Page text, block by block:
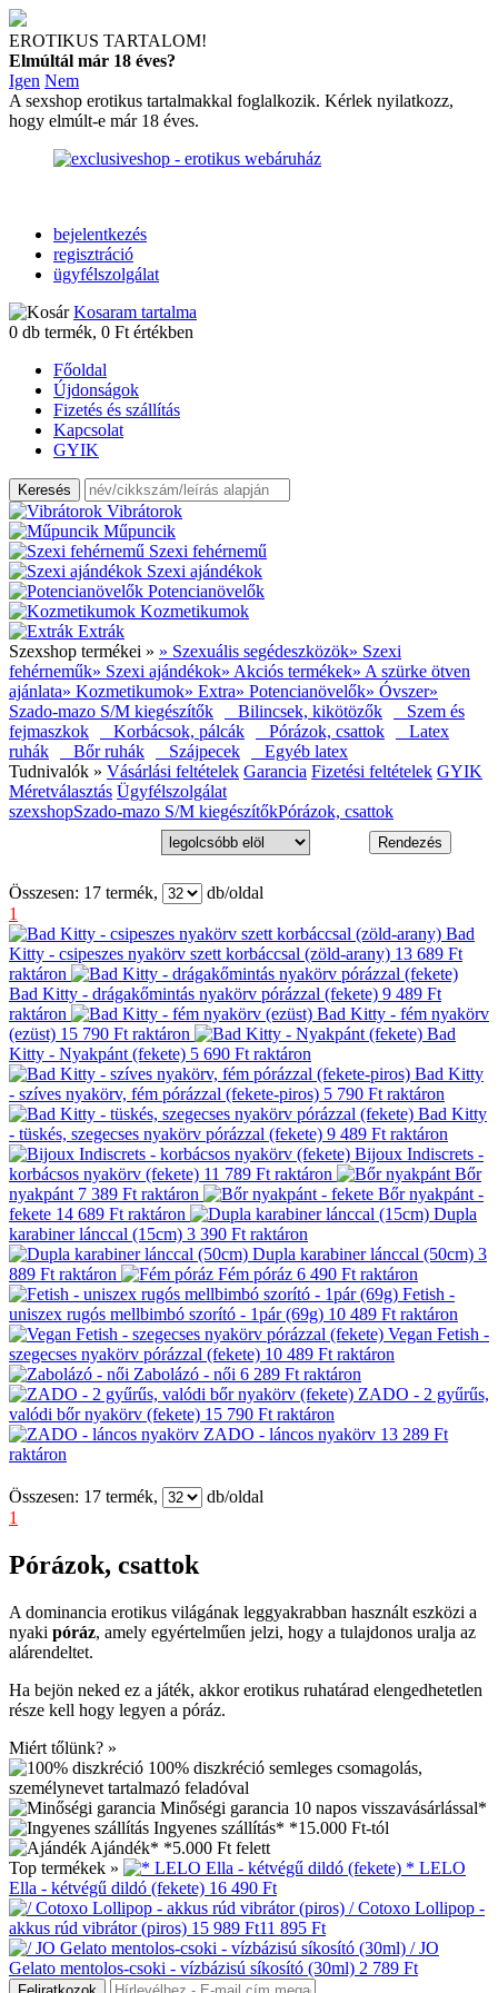
EROTIKUS TARTALOM!
Elmúltál már 18 éves?
Igen Nem
A sexshop erotikus tartalmakkal foglalkozik. Kérlek nyilatkozz,
hogy elmúlt-e már 18 éves.
bejelentkezés
regisztráció
ügyfélszolgálat
Kosaram tartalma
0 db termék, 0 Ft értékben
Főoldal
Újdonságok
Fizetés és szállítás
Kapcsolat
GYIK
Vibrátorok
Műpuncik
Szexi fehérnemű
Szexi ajándékok
Potencianövelők
Kozmetikumok
Extrák
Szexshop termékei » » Szexuális segédeszközök» Szexi
fehérneműk» Szexi ajándékok» Akciós termékek» A szürke ötven
ajánlata» Kozmetikumok» Extra» Potencianövelők» Óvszer»
Szado-mazo S/M kiegészítők
Bilincsek, kikötözők
Szem és
fejmaszkok
Korbácsok, pálcák Pórázok, csattok
Latex
ruhák
Bőr ruhák Szájpecek
Egyéb latex
Tudnivalók » Vásárlási feltételek Garancia Fizetési feltételek GYIK
Méretválasztás Ügyfélszolgálat
szexshopSzado-mazo S/M kiegészítőkPórázok, csattok
Összesen: 17 termék,
db/oldal
1
Bad
Kitty - csipeszes nyakörv szett korbáccsal (zöld-arany) 13 689 Ft
raktáron
Bad Kitty - drágakőmintás nyakörv pórázzal (fekete) 9 489 Ft
raktáron
Bad Kitty - fém nyakörv
(ezüst) 15 790 Ft raktáron
Bad
Kitty - Nyakpánt (fekete) 5 690 Ft raktáron
Bad Kitty
- szíves nyakörv, fém pórázzal (fekete-piros) 5 790 Ft raktáron
Bad Kitty
- tüskés, szegecses nyakörv pórázzal (fekete) 9 489 Ft raktáron
Bijoux Indiscrets -
korbácsos nyakörv (fekete) 11 789 Ft raktáron
Bőr
nyakpánt 7 389 Ft raktáron
Bőr nyakpánt -
fekete 14 689 Ft raktáron
Dupla
karabiner lánccal (15cm) 3 390 Ft raktáron
Dupla karabiner lánccal (50cm) 3
889 Ft raktáron Fém póráz 6 490 Ft raktáron
Fetish -
uniszex rugós mellbimbó szorító - 1pár (69g) 10 489 Ft raktáron
Vegan Fetish -
szegecses nyakörv pórázzal (fekete) 10 489 Ft raktáron
Zabolázó - női 6 289 Ft raktáron
ZADO - 2 gyűrűs,
valódi bőr nyakörv (fekete) 15 790 Ft raktáron
ZADO - láncos nyakörv 13 289 Ft
raktáron
Összesen: 17 termék,
db/oldal
1
Pórázok, csattok
A dominancia erotikus világának leggyakrabban használt eszközi a
nyaki póráz, amely egyértelműen jelzi, hogy a tulajdonos uralja az
alárendeltet.
Ha bejön neked ez a játék, akkor erotikus ruhatárad elengedhetetlen
része kell hogy legyen a póráz.
Miért tőlünk? »
100% diszkréció semleges csomagolás,
személynevet tartalmazó feladóval
Minőségi garancia 10 napos visszavásárlással*
Ingyenes szállítás* *15.000 Ft-tól
Ajándék* *5.000 Ft felett
Top termékek »
* LELO
Ella - kétvégű dildó (fekete) 16 490 Ft
/ Cotoxo Lollipop -
akkus rúd vibrátor (piros) 15 989 Ft11 895 Ft
/ JO
Gelato mentolos-csoki - vízbázisú síkosító (30ml) 2 789 Ft